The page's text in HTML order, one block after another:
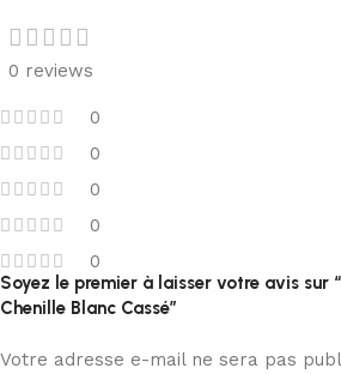
0 reviews
0
0
0
0
0
Soyez le premier à laisser votre avis sur
Chenille Blanc Cassé”
Votre adresse e-mail ne sera pas